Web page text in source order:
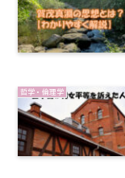
哲学・倫理学